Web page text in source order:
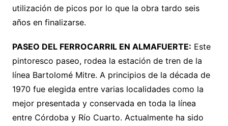
utilización de picos por lo que la obra tardo seis
años en finalizarse.
PASEO DEL FERROCARRIL EN ALMAFUERTE: Este
pintoresco paseo, rodea la estación de tren de la
línea Bartolomé Mitre. A principios de la década de
1970 fue elegida entre varias localidades como la
mejor presentada y conservada en toda la línea
entre Córdoba y Río Cuarto. Actualmente ha sido